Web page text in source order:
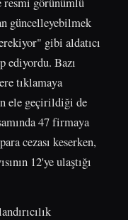
güncelleyebilmek
gibi aldatıcı
ediyordu. Bazı
tıklamaya
ele geçirildiği de
47 firmaya
cezası keserken,
12'ye ulaştığı